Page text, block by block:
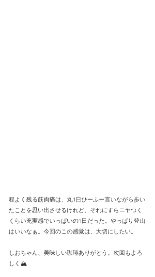
程よく残る筋肉痛は、丸1日ひーふー言いながら歩い
たことを思い出させるけれど、それにすらニヤつく
くらい充実感でいっぱいの1日だった。やっぱり登山
はいいなぁ。今回のこの感覚は、大切にしたい。
しおちゃん、美味しい珈琲ありがとう。次回もよろ
しく🏔